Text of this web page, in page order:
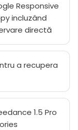
Responsive
incluzând
directă
a recupera
1.5 Pro